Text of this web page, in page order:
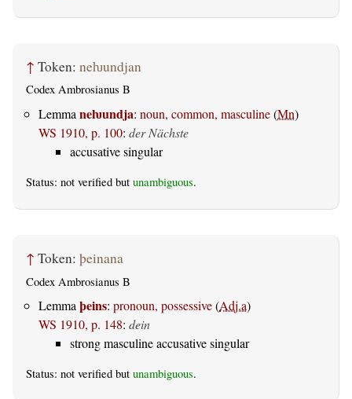
↑ Token: neƕundjan
Codex Ambrosianus B
Lemma neƕundja: noun, common, masculine(Mn)
WS 1910, p. 100: der Nächste
accusative singular
Status: not verified but unambiguous.
↑ Token: þeinana
Codex Ambrosianus B
Lemma þeins: pronoun, possessive(Adj.a)
WS 1910, p. 148: dein
strong masculine accusative singular
Status: not verified but unambiguous.